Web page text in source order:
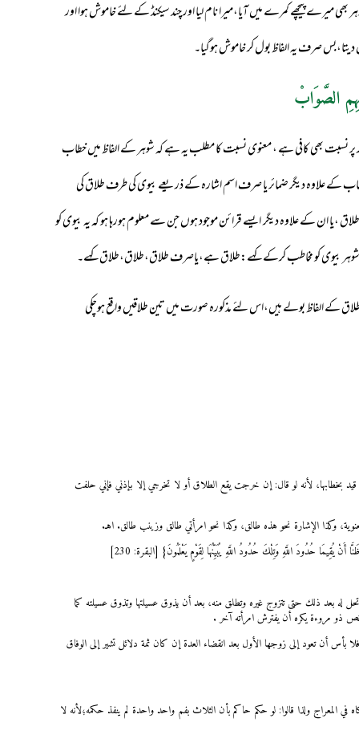
بھی میرے پیچھے کمرے میں آیا،میرا نام لیا اور چند سیکنڈ کے لئے خاموش ہوا اور
دیتا،بس صرف یہ الفاظ بول کر خاموش ہوگیا۔
الصَّوَابْ
نسبت بھی کافی ہے ، معنوی نسبت کا مطلب یہ ہے کہ شوہر کے الفاظ میں خطاب
کے علاوہ دیگر ضمائر یا صرف اسم اشارہ کے ذریعے بیوی کی طرف طلاق کی
،یا ان کے علاوہ دیگر ایسے قرائن موجود ہوں جن سے معلوم ہورہا ہو کہ یہ بیوی کو
بیوی کو مخاطب کرکے کہے:طلاق ہے،یاصرف طلاق،طلاق،طلاق کہے۔
کے الفاظ بولے ہیں،اس لئے مذکورہ صورت میں تین طلاقیں واقع ہوچکی
بخطابها، لأنه لو قال: إن خرجت يقع الطلاق أو لا تخرجي إلا بإذني فإني حلفت
وكذا الإشارة نحو هذه طالق، وكذا نحو امرأتي طالق وزينب طالق. اهـ.
حُدُودَ اللَّهِ وَتِلْكَ حُدُودُ اللَّهِ يُبَيِّنُهَا لِقَوْمٍ يَعْلَمُونَ} [البقرة: 230]
بعد ذلك حتى تتزوج غيره وتطلق منه، بعد أن يذوق عسيلتها وتذوق عسيلته كما
ذو مروءة يكره أن يفترش امرأته آخر .
أن تعود إلى زوجها الأول بعد انقضاء العدة إن كان ثمة دلائل تشير إلى الوفاق
المعراج ولذا قالوا: لو حكم حاكم بأن الثلاث بفم واحد واحدة لم ينفذ حكمه؛لأنه لا